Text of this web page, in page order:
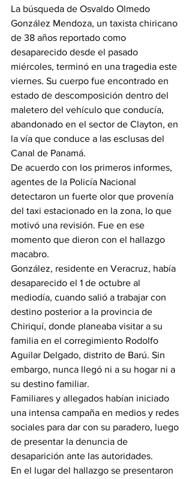
La búsqueda de Osvaldo Olmedo
González Mendoza, un taxista chiricano
de 38 años reportado como
desaparecido desde el pasado
miércoles, terminó en una tragedia este
viernes. Su cuerpo fue encontrado en
estado de descomposición dentro del
maletero del vehículo que conducía,
abandonado en el sector de Clayton, en
la vía que conduce a las esclusas del
Canal de Panamá.
De acuerdo con los primeros informes,
agentes de la Policía Nacional
detectaron un fuerte olor que provenía
del taxi estacionado en la zona, lo que
motivó una revisión. Fue en ese
momento que dieron con el hallazgo
macabro.
González, residente en Veracruz, había
desaparecido el 1 de octubre al
mediodía, cuando salió a trabajar con
destino posterior a la provincia de
Chiriquí, donde planeaba visitar a su
familia en el corregimiento Rodolfo
Aguilar Delgado, distrito de Barú. Sin
embargo, nunca llegó ni a su hogar ni a
su destino familiar.
Familiares y allegados habían iniciado
una intensa campaña en medios y redes
sociales para dar con su paradero, luego
de presentar la denuncia de
desaparición ante las autoridades.
En el lugar del hallazgo se presentaron